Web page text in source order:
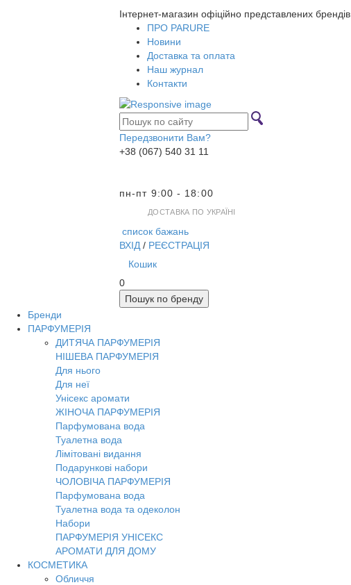
Інтернет-магазин офіційно представлених брендів
ПРО PARURE
Новини
Доставка та оплата
Наш журнал
Контакти
Передзвонити Вам?
+38 (067) 540 31 11
пн-пт 9:00 - 18:00
ДОСТАВКА ПО УКРАЇНІ
список бажань
ВХІД / РЕЄСТРАЦІЯ
Кошик
0
Пошук по бренду
Бренди
ПАРФУМЕРІЯ
ДИТЯЧА ПАРФУМЕРІЯ
НІШЕВА ПАРФУМЕРІЯ
Для нього
Для неї
Унісекс аромати
ЖІНОЧА ПАРФУМЕРІЯ
Парфумована вода
Туалетна вода
Лімітовані видання
Подарункові набори
ЧОЛОВІЧА ПАРФУМЕРІЯ
Парфумована вода
Туалетна вода та одеколон
Набори
ПАРФУМЕРІЯ УНІСЕКС
АРОМАТИ ДЛЯ ДОМУ
КОСМЕТИКА
Обличчя